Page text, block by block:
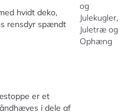
hvidt deko,
rensdyr spændt
er et
i dele af
og
Julekugler,
Juletræ og
Ophæng